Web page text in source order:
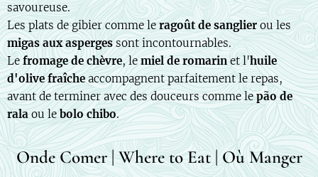
savoureuse.
Les plats de gibier comme leragoût de sanglier ou les
migas aux aspergessont incontournables.
Lefromage de chèvre, lemiel de romarinet l'huile
d'olive fraîche accompagnent parfaitement le repas,
avant de terminer avec des douceurs comme lepão de
rala ou lebolo chibo.
Onde Comer | Where to Eat | Où Manger